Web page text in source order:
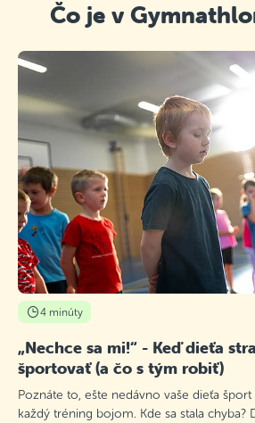
Čo je v
4 minúty
„Nechce sa mi!“ - Keď dieťa
športovať (a čo s tým robiť)
Poznáte to, ešte nedávno vaše dieťa
každý tréning bojom. Kde sa stala chyba?